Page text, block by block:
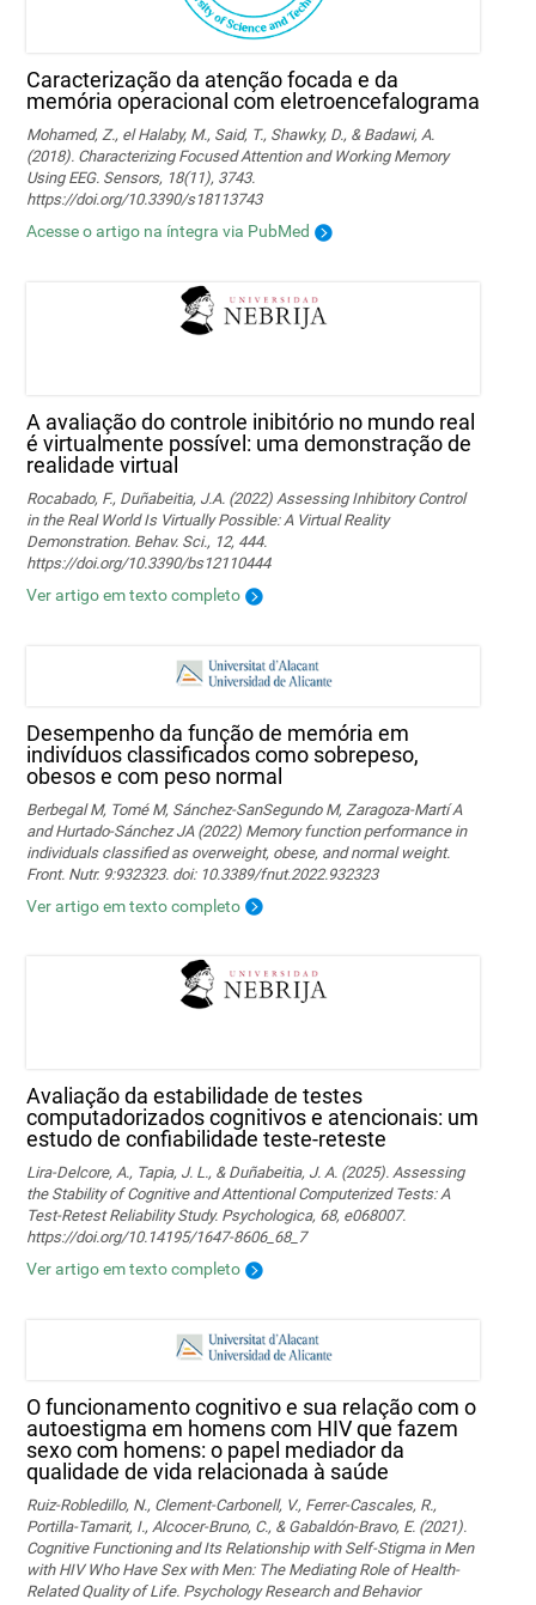
Caracterização da atenção focada e da
memória operacional com eletroencefalograma
Mohamed, Z., el Halaby, M., Said, T., Shawky, D., & Badawi, A.
(2018). Characterizing Focused Attention and Working Memory
Using EEG. Sensors, 18(11), 3743.
https://doi.org/10.3390/s18113743
Acesse o artigo na íntegra via PubMed
A avaliação do controle inibitório no mundo real
é virtualmente possível: uma demonstração de
realidade virtual
Rocabado, F., Duñabeitia, J.A. (2022) Assessing Inhibitory Control
in the Real World Is Virtually Possible: A Virtual Reality
Demonstration. Behav. Sci., 12, 444.
https://doi.org/10.3390/bs12110444
Ver artigo em texto completo
Desempenho da função de memória em
indivíduos classificados como sobrepeso,
obesos e com peso normal
Berbegal M, Tomé M, Sánchez-SanSegundo M, Zaragoza-Martí A
and Hurtado-Sánchez JA (2022) Memory function performance in
individuals classified as overweight, obese, and normal weight.
Front. Nutr. 9:932323. doi: 10.3389/fnut.2022.932323
Ver artigo em texto completo
Avaliação da estabilidade de testes
computadorizados cognitivos e atencionais: um
estudo de confiabilidade teste-reteste
Lira-Delcore, A., Tapia, J. L., & Duñabeitia, J. A. (2025). Assessing
the Stability of Cognitive and Attentional Computerized Tests: A
Test-Retest Reliability Study. Psychologica, 68, e068007.
https://doi.org/10.14195/1647-8606_68_7
Ver artigo em texto completo
O funcionamento cognitivo e sua relação com o
autoestigma em homens com HIV que fazem
sexo com homens: o papel mediador da
qualidade de vida relacionada à saúde
Ruiz-Robledillo, N., Clement-Carbonell, V., Ferrer-Cascales, R.,
Portilla-Tamarit, I., Alcocer-Bruno, C., & Gabaldón-Bravo, E. (2021).
Cognitive Functioning and Its Relationship with Self-Stigma in Men
with HIV Who Have Sex with Men: The Mediating Role of Health-
Related Quality of Life. Psychology Research and Behavior